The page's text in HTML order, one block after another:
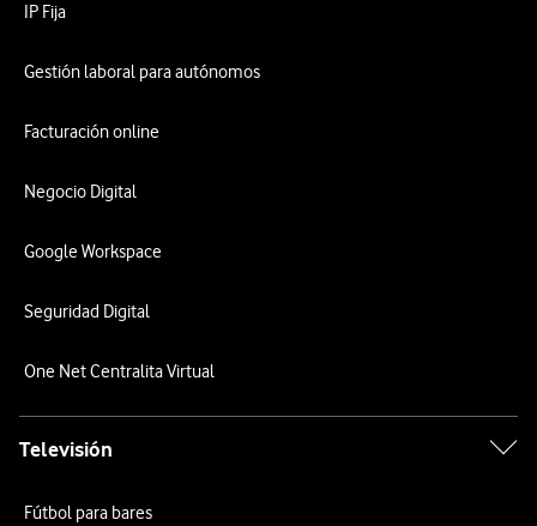
IP Fija
Gestión laboral para autónomos
Facturación online
Negocio Digital
Google Workspace
Seguridad Digital
One Net Centralita Virtual
Televisión
Fútbol para bares